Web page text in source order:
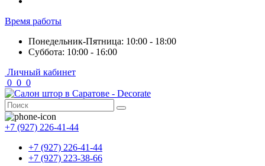
Время работы
Понедельник-Пятница: 10:00 - 18:00
Суббота: 10:00 - 16:00
Личный кабинет
0 0 0
+7 (927) 226-41-44
+7 (927) 226-41-44
+7 (927) 223-38-66